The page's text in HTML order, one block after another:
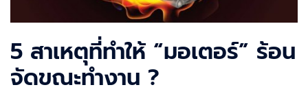
5 สาเหตุที่ทำให้ “มอเตอร์” ร้อน
จัดขณะทำงาน ?